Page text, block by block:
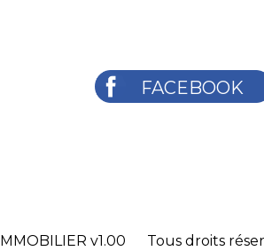
FACEBOOK
v1.00 Tous droits